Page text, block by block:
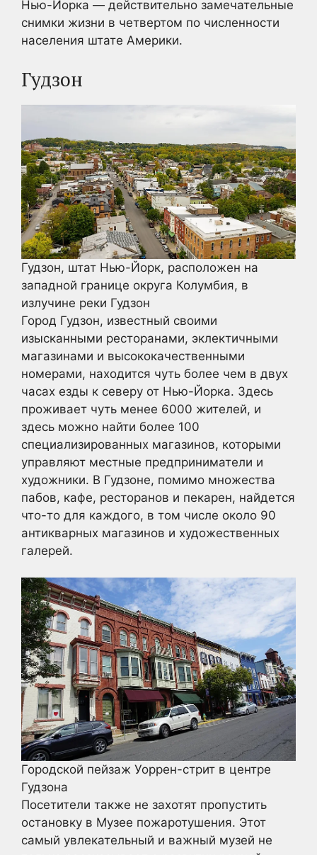
Нью-Йорка — действительно замечательные
снимки жизни в четвертом по численности
населения штате Америки.
Гудзон
Гудзон, штат Нью-Йорк, расположен на
западной границе округа Колумбия, в
излучине реки Гудзон
Город Гудзон, известный своими
изысканными ресторанами, эклектичными
магазинами и высококачественными
номерами, находится чуть более чем в двух
часах езды к северу от Нью-Йорка. Здесь
проживает чуть менее 6000 жителей, и
здесь можно найти более 100
специализированных магазинов, которыми
управляют местные предприниматели и
художники. В Гудзоне, помимо множества
пабов, кафе, ресторанов и пекарен, найдется
что-то для каждого, в том числе около 90
антикварных магазинов и художественных
галерей.
Городской пейзаж Уоррен-стрит в центре
Гудзона
Посетители также не захотят пропустить
остановку в Музее пожаротушения. Этот
самый увлекательный и важный музей не